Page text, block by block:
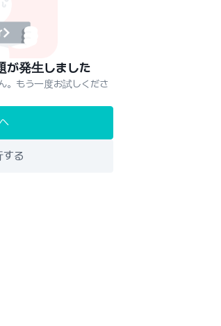
が発生しました
。もう一度お試しくださ
る